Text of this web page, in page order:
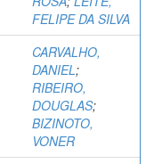
FELIPE DA SILVA
CARVALHO,
DANIEL;
RIBEIRO,
DOUGLAS;
BIZINOTO,
VONER